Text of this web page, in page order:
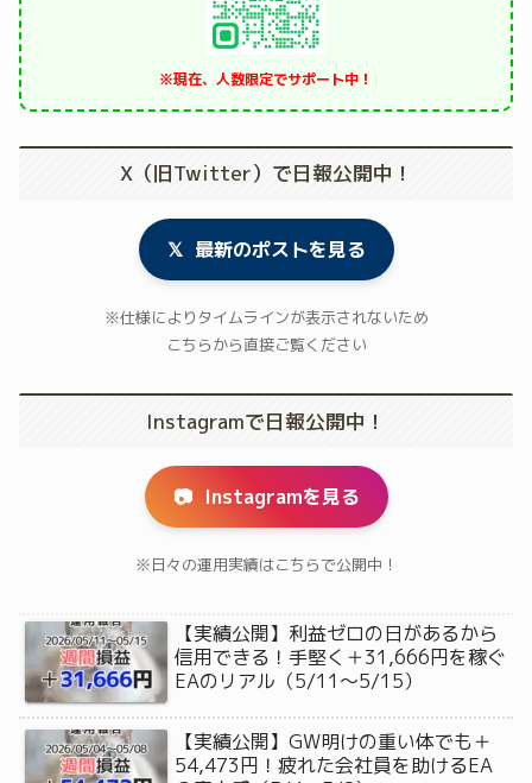
※現在、人数限定でサポート中！
X（旧Twitter）で日報公開中！
𝕏 最新のポストを見る
※仕様によりタイムラインが表示されないため
こちらから直接ご覧ください
Instagramで日報公開中！
📷 Instagramを見る
※日々の運用実績はこちらで公開中！
【実績公開】利益ゼロの日があるから
信用できる！手堅く＋31,666円を稼ぐ
EAのリアル（5/11〜5/15）
【実績公開】GW明けの重い体でも＋
54,473円！疲れた会社員を助けるEA